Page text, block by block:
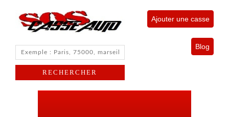
Ajouter une casse
Blog